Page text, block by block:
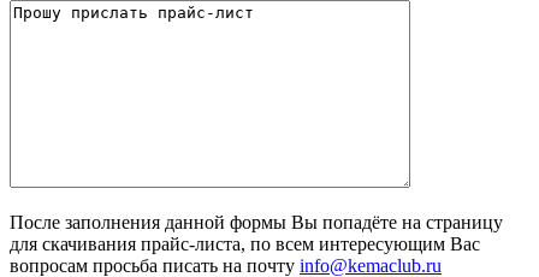
После заполнения данной формы Вы попадёте на страницу
для скачивания прайс-листа, по всем интересующим Вас
вопросам просьба писать на почту info@kemaclub.ru